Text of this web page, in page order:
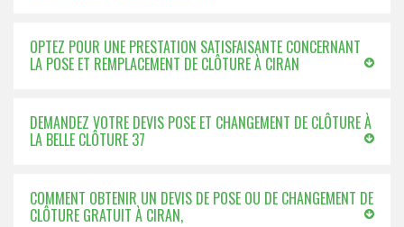
OPTEZ POUR UNE PRESTATION SATISFAISANTE CONCERNANT
LA POSE ET REMPLACEMENT DE CLÔTURE À CIRAN
DEMANDEZ VOTRE DEVIS POSE ET CHANGEMENT DE CLÔTURE À
LA BELLE CLÔTURE 37
COMMENT OBTENIR UN DEVIS DE POSE OU DE CHANGEMENT DE
CLÔTURE GRATUIT À CIRAN,